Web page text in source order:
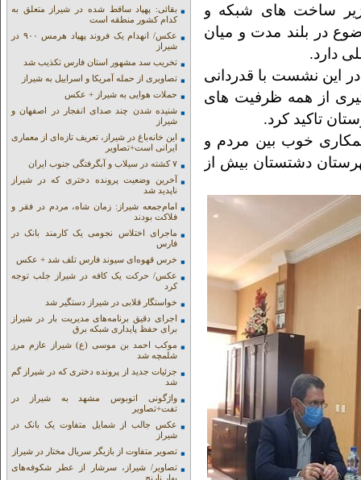
ساخت های شبکه و
در بلند مدت و میان
دارد.
این نشست با قدردانی
از همه ظرفیت های
تاکید کرد.
خوب بین مردم و
دشتستان بیش از
بقائی: پهپاد ساقط شده در شیراز متعلق به
کدام کشور منطقه است
عکس/ انهدام یک فروند پهپاد هرمس ۹۰۰ در
شیراز
تخریب سد مشهور استان فارس تکذیب شد
تصاویری از حمله آمریکا و اسراییل به شیراز
حملات هوایی به شیراز + عکس
شنیده شدن چند صدای انفجار در اصفهان و
شیراز
این خانه‌باغ در شیراز، تعریف تازه‌ای از معماری
ایرانی است+تصاویر
۷ کشته در سیلاب و آبگرفتگی جنوب ایران
آخرین وضعیت پرونده دختری که در شیراز
ناپدید شد
امام‌جمعه شیراز: زمان شاه، مردم در فقر و
فلاکت بودند
ماجرای اختلاس نجومی یک کارمند بانک در
فارس
خرس قهوه‌ای سیوند فارس تلف شد + عکس
عکس/ حرکت یک کافه در شیراز جلب توجه
کرد
خواستگار قلابی در شیراز دستگیر شد
اجرای دقیق برنامه‌های مدیریت بار در شیراز
برای حفظ پایداری شبکه برق
موکب احمد بن موسی (ع) شیراز عازم مرز
شلمچه شد
جزئیات جدید از پرونده دختری که در شیراز گم
شد
واژگونی اتوبوس مشهد به شیراز در
تفت+تصاویر
عکس جالب از شمایل متفاوت یک بانک در
شیراز
تصویر متفاوت از بازیگر سریال مختار در شیراز
تصاویر/ شیراز، سرشار از عطر شکوفه‌های
بهار نارنج